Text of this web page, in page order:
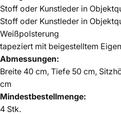
Stoff oder Kunstleder in
Stoff oder Kunstleder in
Weißpolsterung
tapeziert mit beigestelltem
Abmessungen:
Breite 40 cm, Tiefe 50 cm,
cm
Mindestbestellmenge:
4 Stk.